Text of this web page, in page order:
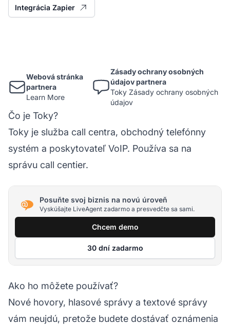
Integrácia Zapier
Webová stránka
partnera
Learn More
Zásady ochrany osobných
údajov partnera
Toky Zásady ochrany osobných
údajov
Čo je Toky?
Toky je služba call centra, obchodný telefónny
systém a poskytovateľ VoIP. Používa sa na
správu call centier.
Posuňte svoj biznis na novú úroveň
Vyskúšajte LiveAgent zadarmo a presvedčte sa sami.
Chcem demo
30 dní zadarmo
Ako ho môžete používať?
Nové hovory, hlasové správy a textové správy
vám neujdú, pretože budete dostávať oznámenia